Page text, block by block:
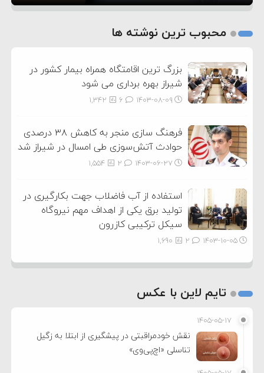
2
محبوب ترین نوشته ها
بزرگ ترین اقامتگاه همراه بیمار کشور در
شیراز بهره برداری می شود
۱۴۰۳-۰۸-۰۹ 1,342
فرهنگ سازی منجر به کاهش ۳۸ درصدی
حوادث آتش‌سوزی طی امسال در شیراز شد
۱۴۰۳-۰۶-۲۷ 1,554
استفاده از آب فاضلاب جهت بکارگیری در
تولید برق یکی از اهداف مهم نیروگاه
سیکل ترکیبی کازرون
۱۴۰۳-۱۰-۰۵ 1,690
تایم لاین با عکس
۱۴۰۵-۰۵-۱۷
نقش خودمراقبتی در پیشگیری از ابتلا به زگیل
تناسلی «اچ‌پی‌وی»